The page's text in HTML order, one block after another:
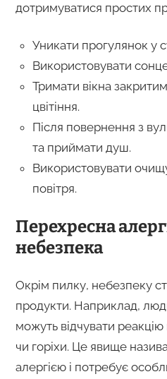
дотримуватися простих
Уникати прогулянок у
Використовувати
Тримати вікна
цвітіння.
Після повернення з
та приймати душ.
Використовувати
повітря.
Перехресна
небезпека
Окрім пилку, небезпеку
продукти. Наприклад,
можуть відчувати
чи горіхи. Це явище
алергією і потребує